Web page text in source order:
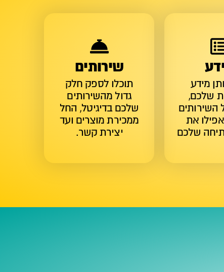
מידע
שלכם,
השירותים
את
שלכם
שירותים
תוכלו לספק חלק
גדול מהשירותים
שלכם בדיגיטל, החל
ממכירת מוצרים ועד
יצירת קשר.